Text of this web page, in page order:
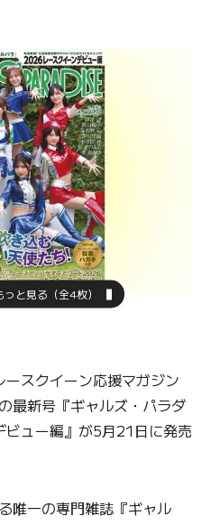
と見る（全4枚）
スクイーン応援マガジン
最新号『ギャルズ・パラダ
ュー編』が5月21日に発売
唯一の専門雑誌『ギャル